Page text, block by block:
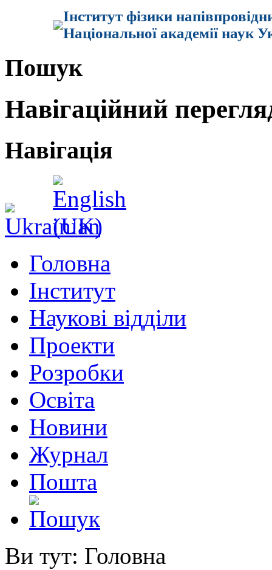
Інститут фізики
Національної академії наук
Пошук
Навігаційний
Навігація
Головна
Інститут
Наукові відділи
Проекти
Розробки
Освіта
Новини
Журнал
Пошта
Ви тут: Головна